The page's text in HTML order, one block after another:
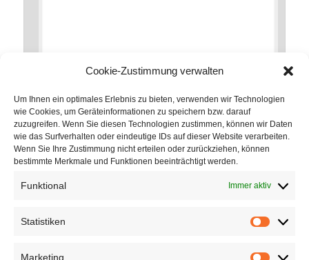
Cookie-Zustimmung verwalten
Um Ihnen ein optimales Erlebnis zu bieten, verwenden wir Technologien
wie Cookies, um Geräteinformationen zu speichern bzw. darauf
zuzugreifen. Wenn Sie diesen Technologien zustimmen, können wir Daten
wie das Surfverhalten oder eindeutige IDs auf dieser Website verarbeiten.
Wenn Sie Ihre Zustimmung nicht erteilen oder zurückziehen, können
bestimmte Merkmale und Funktionen beeinträchtigt werden.
Funktional Immer aktiv
Statistiken
Marketing
Name *